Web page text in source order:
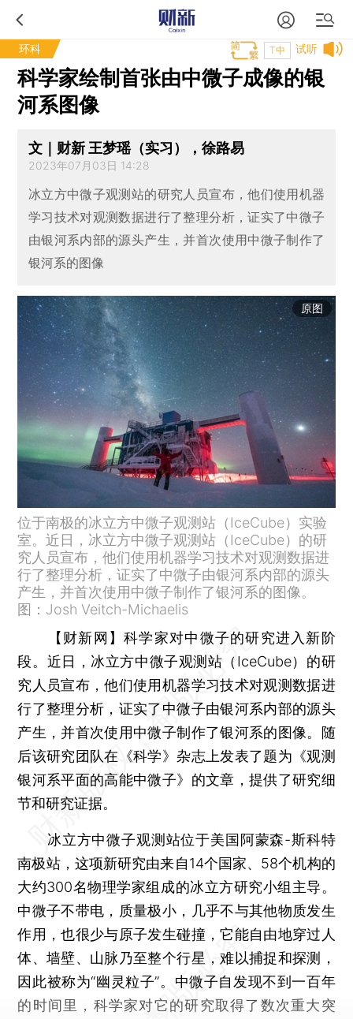
环科 试听
T中
科学家绘制首张由中微子成像的银
河系图像
文｜财新 王梦瑶（实习），徐路易
2023年07月03日 14:28
冰立方中微子观测站的研究人员宣布，他们使用机器
学习技术对观测数据进行了整理分析，证实了中微子
由银河系内部的源头产生，并首次使用中微子制作了
银河系的图像
原图
位于南极的冰立方中微子观测站（IceCube）实验
室。近日，冰立方中微子观测站（IceCube）的研
究人员宣布，他们使用机器学习技术对观测数据进
行了整理分析，证实了中微子由银河系内部的源头
产生，并首次使用中微子制作了银河系的图像。
图：Josh Veitch-Michaelis
【财新网】科学家对中微子的研究进入新阶
段。近日，冰立方中微子观测站（IceCube）的研
究人员宣布，他们使用机器学习技术对观测数据进
行了整理分析，证实了中微子由银河系内部的源头
产生，并首次使用中微子制作了银河系的图像。随
后该研究团队在《科学》杂志上发表了题为《观测
银河系平面的高能中微子》的文章，提供了研究细
节和研究证据。
冰立方中微子观测站位于美国阿蒙森-斯科特
南极站，这项新研究由来自14个国家、58个机构的
大约300名物理学家组成的冰立方研究小组主导。
中微子不带电，质量极小，几乎不与其他物质发生
作用，也很少与原子发生碰撞，它能自由地穿过人
体、墙壁、山脉乃至整个行星，难以捕捉和探测，
因此被称为“幽灵粒子”。中微子自发现不到一百年
的时间里，科学家对它的研究取得了数次重大突